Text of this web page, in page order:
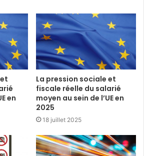
en
La pression sociale et
fiscale réelle du salarié
moyen au sein de l’UE en
2025
18 juillet 2025